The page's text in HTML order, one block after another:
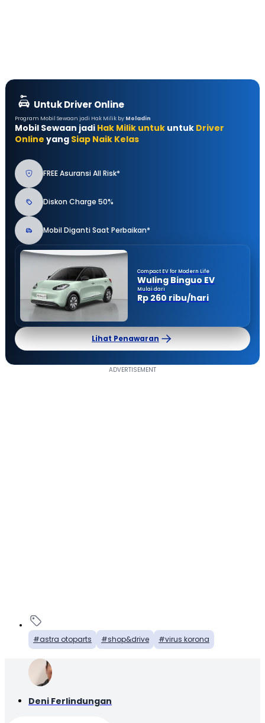
Untuk Driver Online
Program Mobil Sewaan jadi Hak Milik by Moladin
Mobil Sewaan jadi Hak Milik untuk untuk Driver
Online yang Siap Naik Kelas
FREE Asuransi All Risk*
Diskon Charge 50%
Mobil Diganti Saat Perbaikan*
Compact EV for Modern Life
Wuling Binguo EV
Mulai dari
Rp 260 ribu/hari
Lihat Penawaran
astra otoparts shop&drive virus korona
Deni Ferlindungan